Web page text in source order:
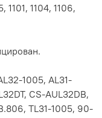
1101, 1104, 1106,
1005, AL31-
CS-AUL32DB,
TL31-1005, 90-